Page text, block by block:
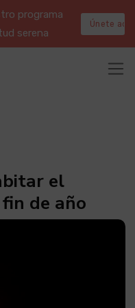
programa
serena
Únete aquí
el
de año